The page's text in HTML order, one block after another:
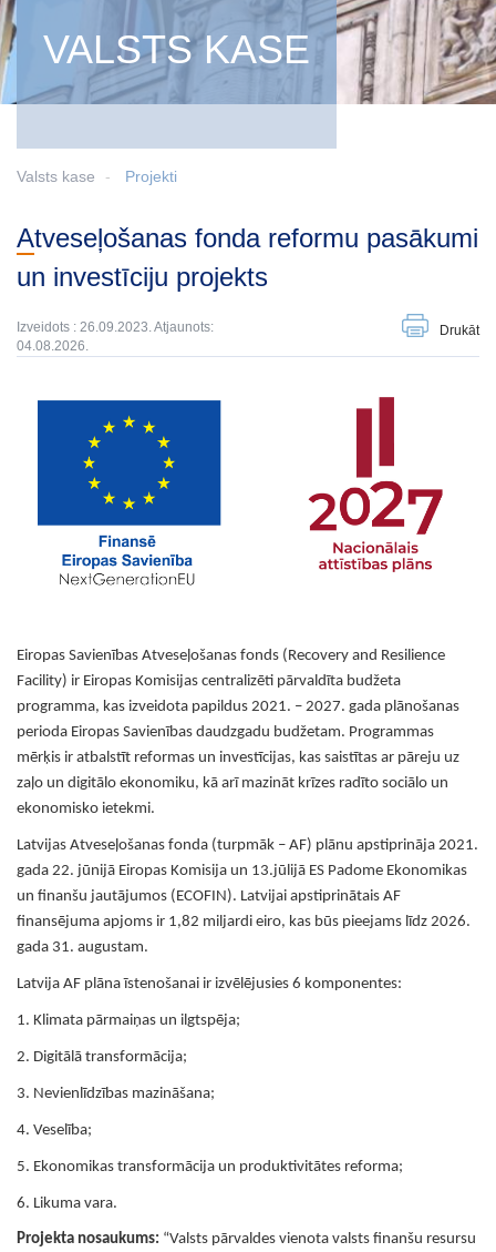
VALSTS KASE
Valsts kase Projekti
Atveseļošanas fonda reformu pasākumi
un investīciju projekts
Izveidots : 26.09.2023. Atjaunots:
04.08.2026.
Drukāt
Eiropas Savienības Atveseļošanas fonds (Recovery and Resilience
Facility) ir Eiropas Komisijas centralizēti pārvaldīta budžeta
programma, kas izveidota papildus 2021. – 2027. gada plānošanas
perioda Eiropas Savienības daudzgadu budžetam. Programmas
mērķis ir atbalstīt reformas un investīcijas, kas saistītas ar pāreju uz
zaļo un digitālo ekonomiku, kā arī mazināt krīzes radīto sociālo un
ekonomisko ietekmi.
Latvijas Atveseļošanas fonda (turpmāk – AF) plānu apstiprināja 2021.
gada 22. jūnijā Eiropas Komisija un 13.jūlijā ES Padome Ekonomikas
un finanšu jautājumos (ECOFIN). Latvijai apstiprinātais AF
finansējuma apjoms ir 1,82 miljardi eiro, kas būs pieejams līdz 2026.
gada 31. augustam.
Latvija AF plāna īstenošanai ir izvēlējusies 6 komponentes:
1. Klimata pārmaiņas un ilgtspēja;
2. Digitālā transformācija;
3. Nevienlīdzības mazināšana;
4. Veselība;
5. Ekonomikas transformācija un produktivitātes reforma;
6. Likuma vara.
Projekta nosaukums: “Valsts pārvaldes vienota valsts finanšu resursu